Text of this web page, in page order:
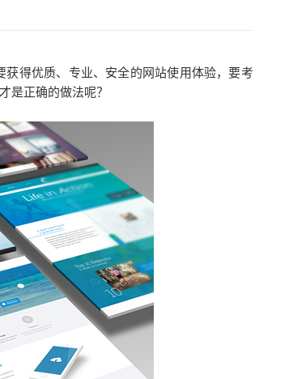
得优质、专业、安全的网站使用体验，要考
是正确的做法呢？